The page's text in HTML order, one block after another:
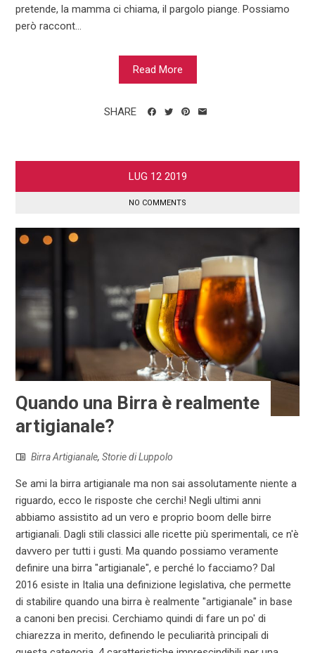
pretende, la mamma ci chiama, il pargolo piange. Possiamo
però raccont...
Read More
SHARE
LUG 12 2019
NO COMMENTS
Quando una Birra è realmente
artigianale?
Birra Artigianale,Storie di Luppolo
Se ami la birra artigianale ma non sai assolutamente niente a
riguardo, ecco le risposte che cerchi! Negli ultimi anni
abbiamo assistito ad un vero e proprio boom delle birre
artigianali. Dagli stili classici alle ricette più sperimentali, ce n'è
davvero per tutti i gusti. Ma quando possiamo veramente
definire una birra "artigianale", e perché lo facciamo? Dal
2016 esiste in Italia una definizione legislativa, che permette
di stabilire quando una birra è realmente "artigianale" in base
a canoni ben precisi. Cerchiamo quindi di fare un po' di
chiarezza in merito, definendo le peculiarità principali di